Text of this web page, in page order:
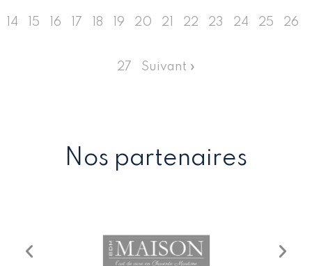
14 15 16 17 18 19 20 21 22 23 24 25 26
27 Suivant »
Nos partenaires